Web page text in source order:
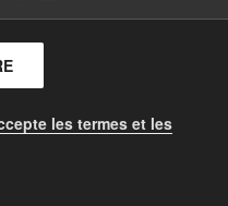
les termes et les